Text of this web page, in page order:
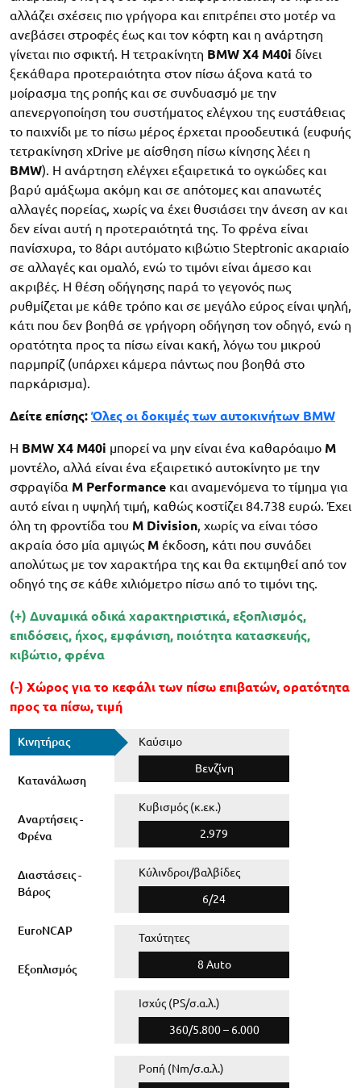
αλλάζει σχέσεις πιο γρήγορα και επιτρέπει στο μοτέρ να
ανεβάσει στροφές έως και τον κόφτη και η ανάρτηση
γίνεται πιο σφικτή. Η τετρακίνητη BMW X4 M40i δίνει
ξεκάθαρα προτεραιότητα στον πίσω άξονα κατά το
μοίρασμα της ροπής και σε συνδυασμό με την
απενεργοποίηση του συστήματος ελέγχου της ευστάθειας
το παιχνίδι με το πίσω μέρος έρχεται προοδευτικά (ευφυής
τετρακίνηση xDrive με αίσθηση πίσω κίνησης λέει η
BMW). Η ανάρτηση ελέγχει εξαιρετικά το ογκώδες και
βαρύ αμάξωμα ακόμη και σε απότομες και απανωτές
αλλαγές πορείας, χωρίς να έχει θυσιάσει την άνεση αν και
δεν είναι αυτή η προτεραιότητά της. Το φρένα είναι
πανίσχυρα, το 8άρι αυτόματο κιβώτιο Steptronic ακαριαίο
σε αλλαγές και ομαλό, ενώ το τιμόνι είναι άμεσο και
ακριβές. Η θέση οδήγησης παρά το γεγονός πως
ρυθμίζεται με κάθε τρόπο και σε μεγάλο εύρος είναι ψηλή,
κάτι που δεν βοηθά σε γρήγορη οδήγηση τον οδηγό, ενώ η
ορατότητα προς τα πίσω είναι κακή, λόγω του μικρού
παρμπρίζ (υπάρχει κάμερα πάντως που βοηθά στο
παρκάρισμα).
Δείτε επίσης: Όλες οι δοκιμές των αυτοκινήτων BMW
Η BMW X4 M40i μπορεί να μην είναι ένα καθαρόαιμο M
μοντέλο, αλλά είναι ένα εξαιρετικό αυτοκίνητο με την
σφραγίδα M Performance και αναμενόμενα το τίμημα για
αυτό είναι η υψηλή τιμή, καθώς κοστίζει 84.738 ευρώ. Έχει
όλη τη φροντίδα του M Division, χωρίς να είναι τόσο
ακραία όσο μία αμιγώς M έκδοση, κάτι που συνάδει
απολύτως με τον χαρακτήρα της και θα εκτιμηθεί από τον
οδηγό της σε κάθε χιλιόμετρο πίσω από το τιμόνι της.
(+) Δυναμικά οδικά χαρακτηριστικά, εξοπλισμός,
επιδόσεις, ήχος, εμφάνιση, ποιότητα κατασκευής,
κιβώτιο, φρένα
(-) Χώρος για το κεφάλι των πίσω επιβατών, ορατότητα
προς τα πίσω, τιμή
Κινητήρας
Κατανάλωση
Αναρτήσεις -
Φρένα
Διαστάσεις -
Βάρος
EuroNCAP
Εξοπλισμός
Καύσιμο
Βενζίνη
Κυβισμός (κ.εκ.)
2.979
Κύλινδροι/βαλβίδες
6/24
Ταχύτητες
8 Auto
Ισχύς (PS/σ.α.λ.)
360/5.800 – 6.000
Ροπή (Nm/σ.α.λ.)